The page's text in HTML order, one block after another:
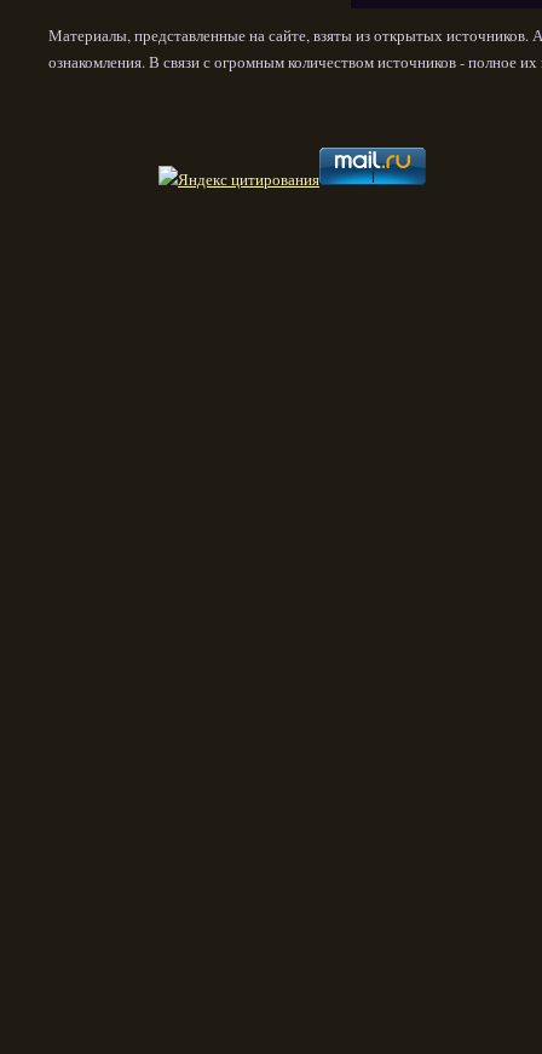
Материалы, представленные на сайте, взяты из открытых
ознакомления. В связи с огромным количеством источников - полное